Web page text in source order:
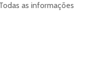
as informações